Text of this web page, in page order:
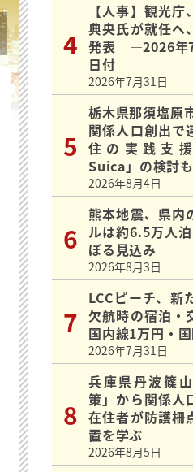
【人事】観光
典央氏が就任へ
発表 ―2026年
日付
2026年7月31日
栃木県那須塩原
関係人口創出で
住の実践支
Suica」の検討も
2026年8月4日
熊本地震、県内
ルは約6.5万人
ぼる見込み
2026年8月3日
LCCピーチ、新
欠航時の宿泊・
国内線1万円・
2026年7月31日
兵庫県丹波篠
策」から関係人
在住者が防護柵
置を学ぶ
2026年8月5日